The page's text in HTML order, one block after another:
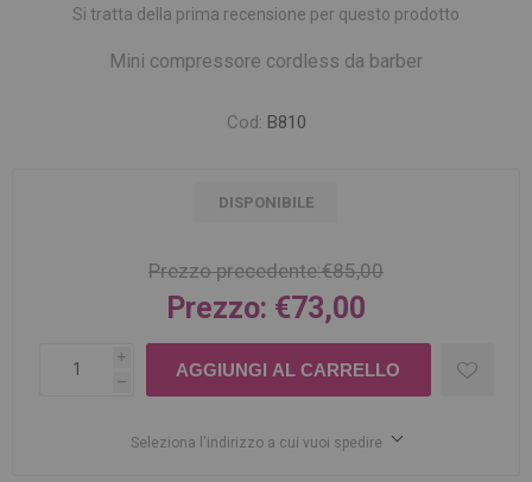
Si tratta della prima recensione per questo prodotto
Mini compressore cordless da barber
Cod: B810
DISPONIBILE
Prezzo precedente:€85,00
Prezzo: €73,00
i
h
Seleziona l'indirizzo a cui vuoi spedire